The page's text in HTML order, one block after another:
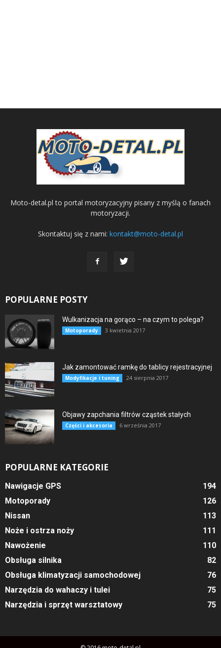
Moto-detal.pl to portal motoryzacyjny pisany z myślą o fanach
motoryzacji.
Skontaktuj się z nami: kontakt@moto-detal.pl
POPULARNE POSTY
Wulkanizacja na gorąco – na czym to polega?
Motoporady 3 kwietnia 2017
Jak zamontować ramkę do tablicy rejestracyjnej
Modyfikacje i tuning 24 sierpnia 2017
Objawy zapchania filtrów cząstek stałych
Części i akcesoria 6 września 2017
POPULARNE KATEGORIE
Nawigacje GPS
194
Motoporady
126
Nissan
113
Noże i ostrza noży
111
Nawożenie
110
Obsługa silnika
82
Obsługa klimatyzacji samochodowej
76
Narzędzia do wahaczy i tulei
75
Narzędzia i sprzęt warsztatowy
75